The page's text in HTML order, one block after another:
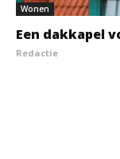
Wonen
Een dakkapel
Redactie